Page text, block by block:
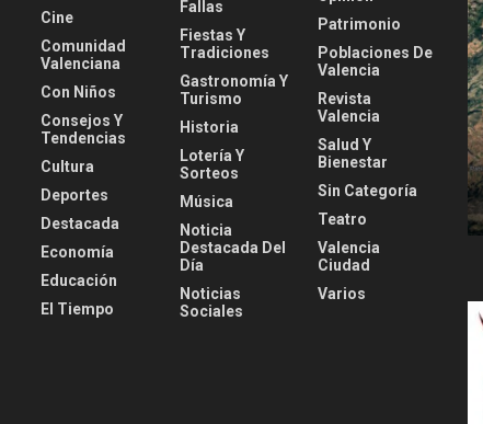
Cine
Comunidad
Valenciana
Con Niños
Consejos Y
Tendencias
Cultura
Deportes
Destacada
Economía
Educación
El Tiempo
Fallas
Fiestas Y
Tradiciones
Gastronomía Y
Turismo
Historia
Lotería Y
Sorteos
Música
Noticia
Destacada Del
Día
Noticias
Sociales
Patrimonio
Poblaciones De
Valencia
Revista
Valencia
Salud Y
Bienestar
Sin Categoría
Teatro
Valencia
Ciudad
Varios